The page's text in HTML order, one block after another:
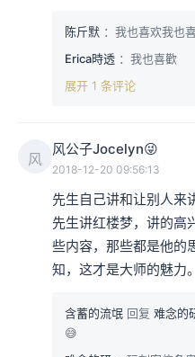
陈斤默 ：我也喜欢我也
Erica時透 ：我也喜歡
展开 1 条评论
风
风公子Jocelyn😜
2018-12-20 09:56:13
先生自己讲和让别人来
先生讲红楼梦，讲的高
些内容，那些都是他的
知，这才是大师的魅力。
含蓄的流氓 回复 难念的
😅